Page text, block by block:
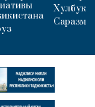
Хулбук
Саразм